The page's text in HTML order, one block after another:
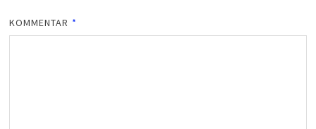
KOMMENTAR *